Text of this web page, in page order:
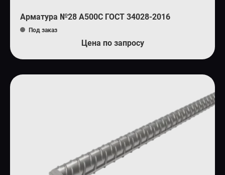
Арматура №28 А500С ГОСТ 34028-2016
Под заказ
Цена по запросу